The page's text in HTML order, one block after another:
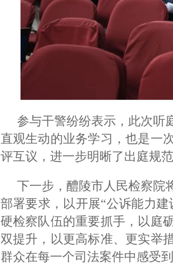
参与干警纷纷表示，此次听
直观生动的业务学习，也是一
评互议，进一步明晰了出庭规
下一步，醴陵市人民检察院
部署要求，以开展“公诉能力
硬检察队伍的重要抓手，以庭
双提升，以更高标准、更实举
群众在每一个司法案件中感受